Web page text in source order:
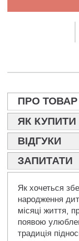
ПРО ТОВАР
ЯК КУПИТИ
ВІДГУКИ
ЗАПИТАТИ
Як хочеться
народження
місяці життя,
появою
традиція